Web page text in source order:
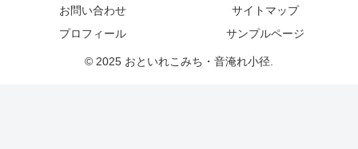
お問い合わせ
サイトマップ
プロフィール
サンプルページ
© 2025 おといれこみち・音淹れ小径.